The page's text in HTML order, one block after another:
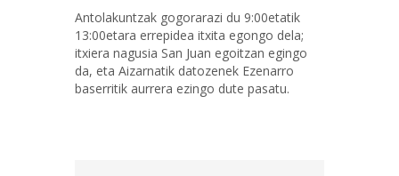
Antolakuntzak gogorarazi du 9:00etatik
13:00etara errepidea itxita egongo dela;
itxiera nagusia San Juan egoitzan egingo
da, eta Aizarnatik datozenek Ezenarro
baserritik aurrera ezingo dute pasatu.